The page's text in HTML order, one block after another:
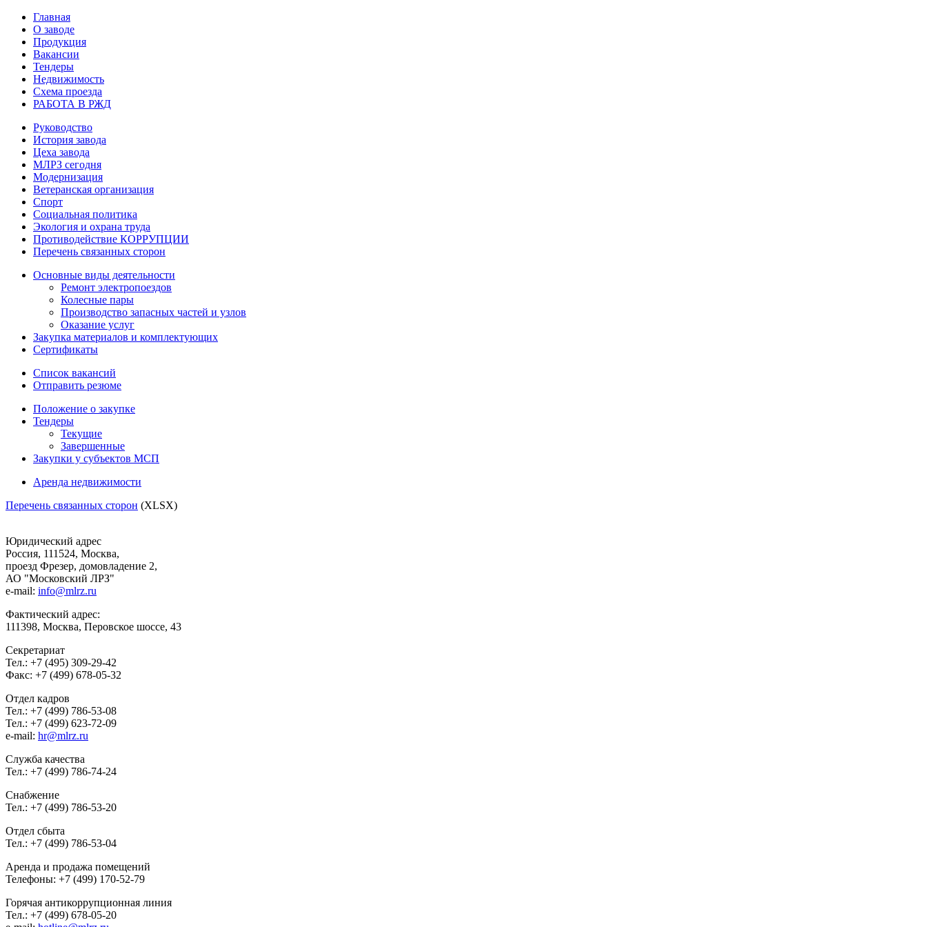
Главная
О заводе
Продукция
Вакансии
Тендеры
Недвижимость
Схема проезда
РАБОТА В РЖД
Руководство
История завода
Цеха завода
МЛРЗ сегодня
Модернизация
Ветеранская организация
Спорт
Социальная политика
Экология и охрана труда
Противодействие КОРРУПЦИИ
Перечень связанных сторон
Основные виды деятельности
Ремонт электропоездов
Колесные пары
Производство запасных частей и узлов
Оказание услуг
Закупка материалов и комплектующих
Сертификаты
Список вакансий
Отправить резюме
Положение о закупке
Тендеры
Текущие
Завершенные
Закупки у субъектов МСП
Аренда недвижимости
Перечень связанных сторон (XLSX)
Юридический адрес
Россия, 111524, Москва,
проезд Фрезер, домовладение 2,
АО "Московский ЛРЗ"
e-mail: info@mlrz.ru
Фактический адрес:
111398, Москва, Перовское шоссе, 43
Секретариат
Тел.: +7 (495) 309-29-42
Факс: +7 (499) 678-05-32
Отдел кадров
Тел.: +7 (499) 786-53-08
Тел.: +7 (499) 623-72-09
e-mail: hr@mlrz.ru
Служба качества
Тел.: +7 (499) 786-74-24
Снабжение
Тел.: +7 (499) 786-53-20
Отдел сбыта
Тел.: +7 (499) 786-53-04
Аренда и продажа помещений
Телефоны: +7 (499) 170-52-79
Горячая антикоррупционная линия
Тел.: +7 (499) 678-05-20